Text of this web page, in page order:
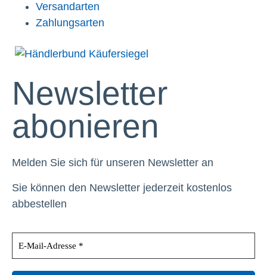
Versandarten
Zahlungsarten
Newsletter
abonieren
Melden Sie sich für unseren Newsletter an
Sie können den Newsletter jederzeit kostenlos
abbestellen